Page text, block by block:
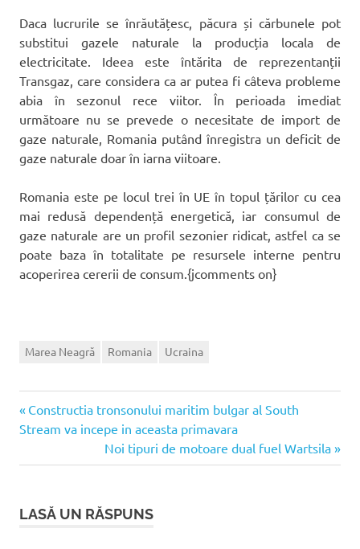
Daca lucrurile se înrăutățesc, păcura și cărbunele pot
substitui gazele naturale la producția locala de
electricitate. Ideea este întărita de reprezentanții
Transgaz, care considera ca ar putea fi câteva probleme
abia în sezonul rece viitor. În perioada imediat
următoare nu se prevede o necesitate de import de
gaze naturale, Romania putând înregistra un deficit de
gaze naturale doar în iarna viitoare.
Romania este pe locul trei în UE în topul țărilor cu cea
mai redusă dependență energetică, iar consumul de
gaze naturale are un profil sezonier ridicat, astfel ca se
poate baza în totalitate pe resursele interne pentru
acoperirea cererii de consum.{jcomments on}
Marea Neagră Romania Ucraina
Navigare
Articolul
anterior:
Constructia tronsonului maritim bulgar al South
Stream va incepe in aceasta primavara
Articolul
următor:
Noi tipuri de motoare dual fuel Wartsila
LASĂ UN RĂSPUNS